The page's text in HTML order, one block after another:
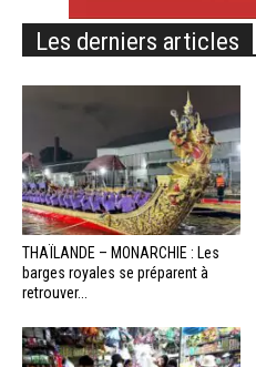
Les derniers articles
THAÏLANDE – MONARCHIE : Les
barges royales se préparent à
retrouver...